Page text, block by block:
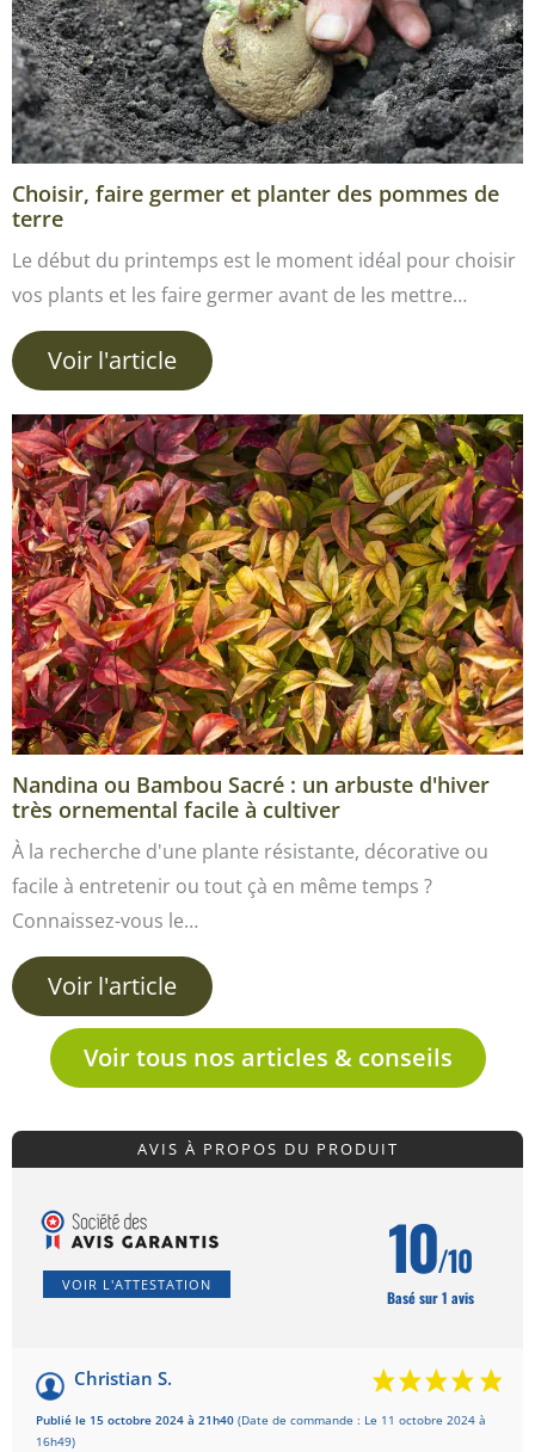
Choisir, faire germer et planter des pommes de
terre
Le début du printemps est le moment idéal pour choisir
vos plants et les faire germer avant de les mettre…
Voir l'article
Nandina ou Bambou Sacré : un arbuste d'hiver
très ornemental facile à cultiver
À la recherche d'une plante résistante, décorative ou
facile à entretenir ou tout çà en même temps ?
Connaissez-vous le…
Voir l'article
Voir tous nos articles & conseils
AVIS À PROPOS DU PRODUIT
VOIR L'ATTESTATION 10/10
Basé sur 1 avis
Christian S.
Publié le 15 octobre 2024 à 21h40 (Date de commande : Le 11 octobre 2024 à
16h49)